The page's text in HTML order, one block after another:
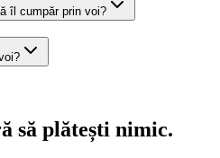
îl cumpăr prin voi?
să plătești nimic.